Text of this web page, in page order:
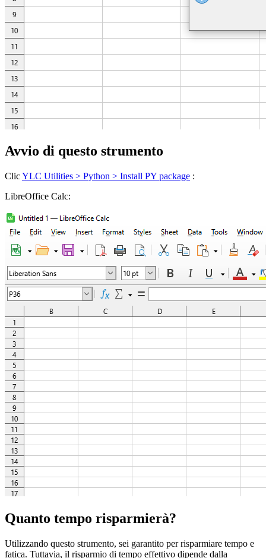
Avvio di questo strumento
ClicYLC Utilities > Python > Install PY package :
LibreOffice Calc:
Quanto tempo risparmierà?
Utilizzando questo strumento, sei garantito per risparmiare tempo e
fatica. Tuttavia, il risparmio di tempo effettivo dipende dalla